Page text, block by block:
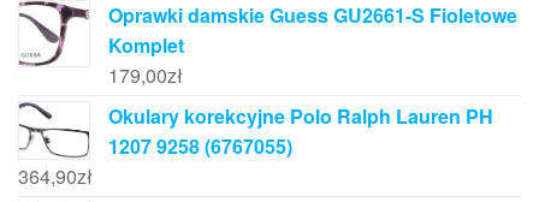
Oprawki damskie Guess GU2661-S Fioletowe
Komplet
179,00zł
Okulary korekcyjne Polo Ralph Lauren PH
1207 9258 (6767055)
364,90zł